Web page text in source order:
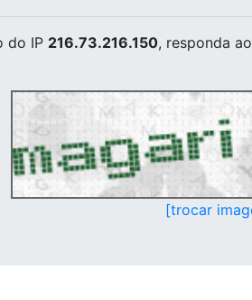
do IP 216.73.216.150, responda
[trocar